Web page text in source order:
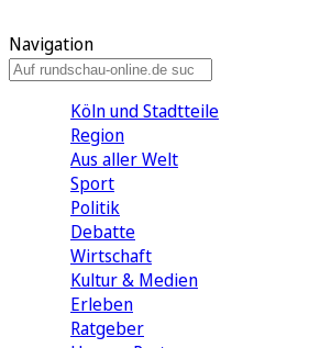
Navigation
Köln und Stadtteile
Region
Aus aller Welt
Sport
Politik
Debatte
Wirtschaft
Kultur & Medien
Erleben
Ratgeber